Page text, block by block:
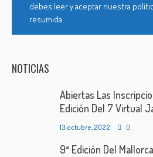
debes leer y aceptar nuestra
resumida
NOTICIAS
Abiertas Las
Edición Del 7 Virtual
13 octubre, 2022 0
9ª Edición Del